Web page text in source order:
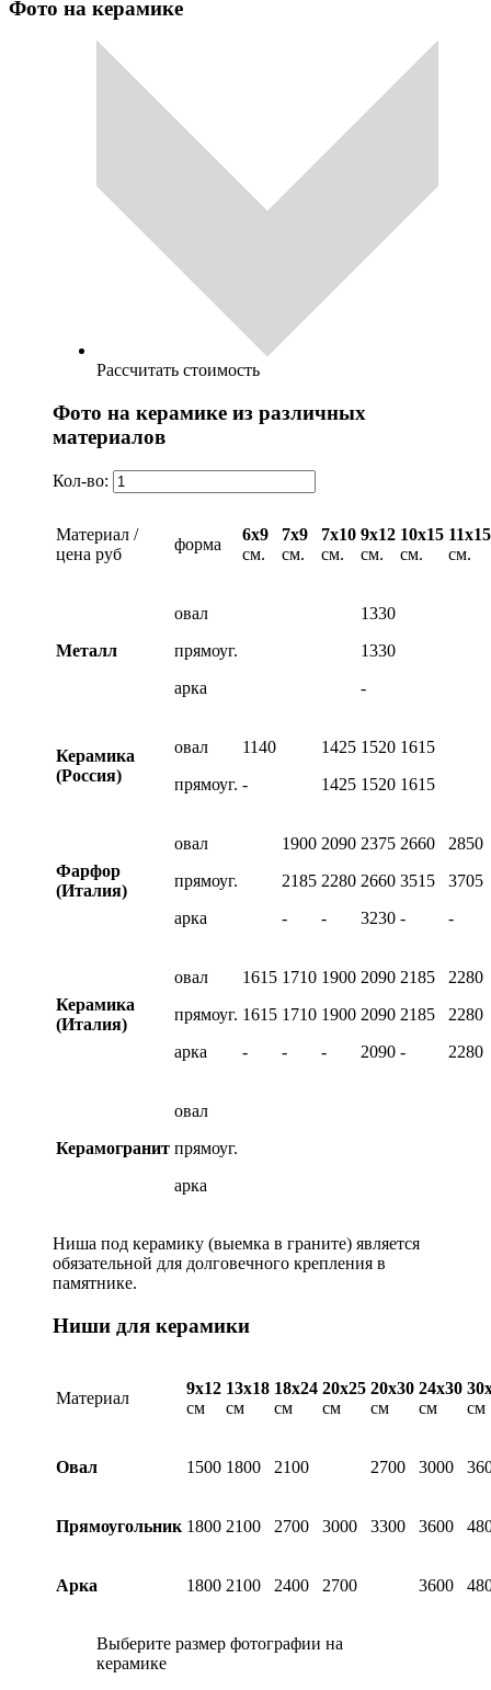
Фото на керамике
Рассчитать стоимость
Фото на керамике из различных
материалов
Кол-во:
Материал /
цена руб
форма
6х9
см.
7х9
см.
7х10
см.
9х12
см.
10х15
см.
11х15
см.
Металл
овал
прямоуг.
арка
1330
1330
-
Керамика
(Россия)
овал
прямоуг.
1140
-
1425
1425
1520
1520
1615
1615
Фарфор
(Италия)
овал
прямоуг.
арка
1900
2185
-
2090
2280
-
2375
2660
3230
2660
3515
-
2850
3705
-
Керамика
(Италия)
овал
прямоуг.
арка
1615
1615
-
1710
1710
-
1900
1900
-
2090
2090
2090
2185
2185
-
2280
2280
2280
Керамогранит
овал
прямоуг.
арка
Ниша под керамику (выемка в граните) является
обязательной для долговечного крепления в
памятнике.
Ниши для керамики
Материал
9х12
см
13х18
см
18х24
см
20х25
см
20х30
см
24х30
см
см
Овал 1500 1800 2100 2700 3000
Прямоугольник 1800 2100 2700 3000 3300 3600
Арка 1800 2100 2400 2700 3600
Выберите размер фотографии на
керамике